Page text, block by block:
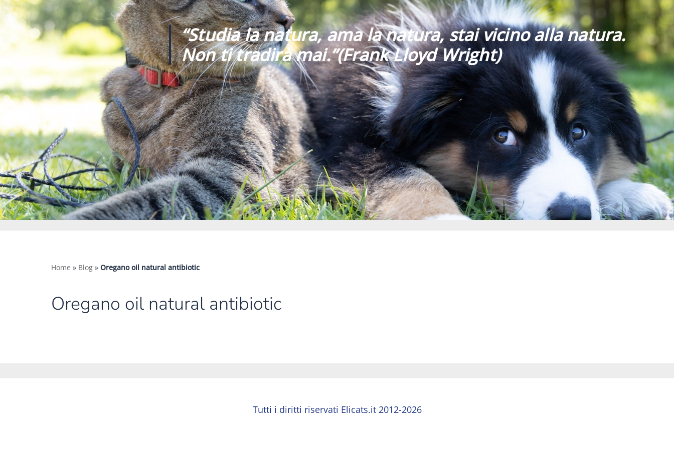
“Studia la natura, ama la natura, stai vicino alla natura.
Non ti tradirà mai.”(Frank Lloyd Wright)
Home » Blog » Oregano oil natural antibiotic
Oregano oil natural antibiotic
Tutti i diritti riservati Elicats.it 2012-2026